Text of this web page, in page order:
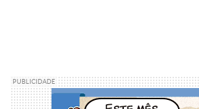
PUBLICIDADE